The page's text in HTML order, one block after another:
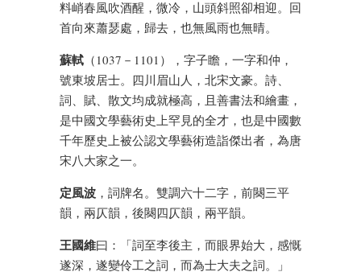
料峭春風吹酒醒，微冷，山頭斜照卻相迎。回
首向來蕭瑟處，歸去，也無風雨也無晴。
蘇軾 （1037－1101），字子瞻，一字和仲，
號東坡居士。四川眉山人，北宋文豪。詩、
詞、賦、散文均成就極高，且善書法和繪畫，
是中國文學藝術史上罕見的全才，也是中國數
千年歷史上被公認文學藝術造詣傑出者，為唐
宋八大家之一。
定風波 ，詞牌名。雙調六十二字，前闋三平
韻，兩仄韻，後闋四仄韻，兩平韻。
王國維曰：「詞至李後主，而眼界始大，感慨
遂深，遂變伶工之詞，而為士大夫之詞。」